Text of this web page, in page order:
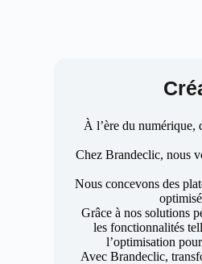
À l’ère du numérique,
Chez Brandeclic, nous
Nous concevons des
Grâce à nos solutions
les fonctionnalités
l’optimisation
Avec Brandeclic,